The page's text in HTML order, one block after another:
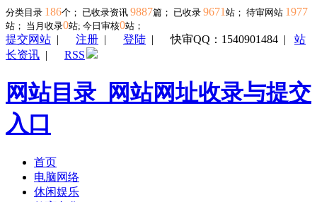
分类目录 186个； 已收录资讯 9887篇； 已收录 9671 站； 待审网站 1977
站； 当月收录0站; 今日审核0站；
提交网站 | 注册 | 登陆 |快审QQ：1540901484 | 站
长资讯 | RSS
网站目录_网站网址收录与提交
入口
首页
电脑网络
休闲娱乐